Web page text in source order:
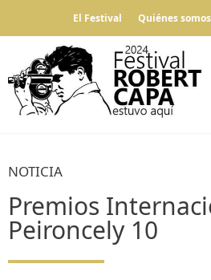
El Festival Quiénes somos
NOTICIA
Premios
Peironcely 10